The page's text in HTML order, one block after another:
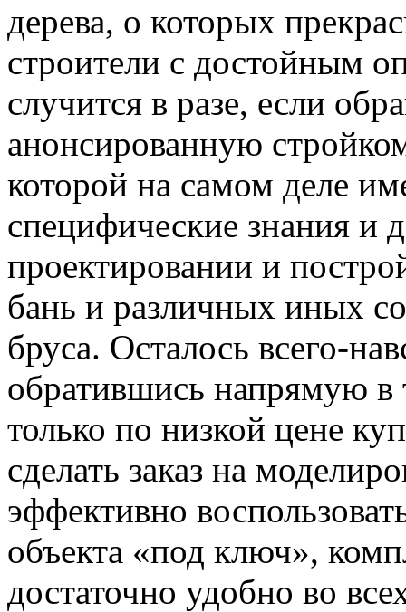
дерева, о которых
строители с достойным
случится в разе, если
анонсированную
которой на самом деле
специфические знания и
проектировании и
бань и различных иных
бруса. Осталось всего-
обратившись напрямую в
только по низкой цене
сделать заказ на
эффективно
объекта «под ключ»,
достаточно удобно во